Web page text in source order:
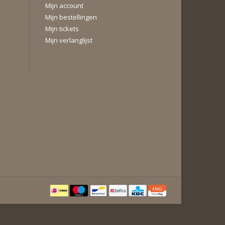
Mijn account
Mijn bestellingen
Mijn tickets
Mijn verlanglijst